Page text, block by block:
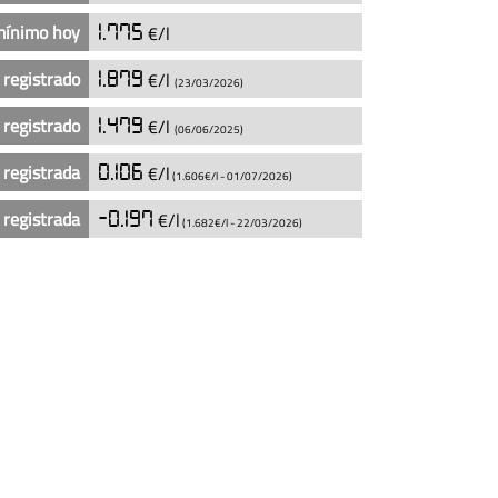
hoy
1.775 €/l
1.879 €/l (23/03/2026)
1.479 €/l (06/06/2025)
0.106 €/l (1.606€/l -01/07/2026)
-0.197 €/l (1.682€/l -22/03/2026)